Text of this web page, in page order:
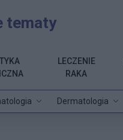
tematy
Dermatologia
LECZENIE
RAKA